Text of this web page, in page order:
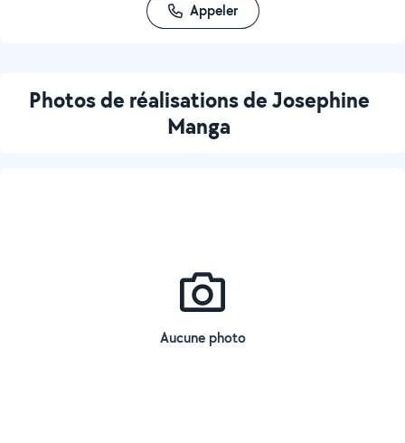
Appeler
Photos de réalisations de Josephine
Manga
Aucune photo